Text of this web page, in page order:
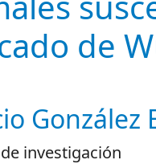
de
reacciones
González
investigación